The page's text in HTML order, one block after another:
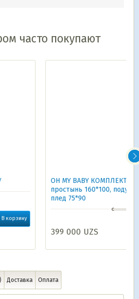
часто покупают
КОМПЛЕКТ В ДЕТСКУЮ КРОВАТКУ:
подушка 35*40, наволочка 35*40,
Доставка Оплата